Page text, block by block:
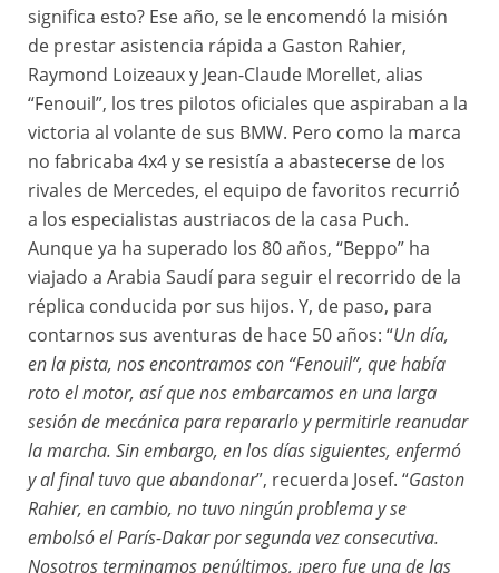
significa esto? Ese año, se le encomendó la misión
de prestar asistencia rápida a Gaston Rahier,
Raymond Loizeaux y Jean-Claude Morellet, alias
“Fenouil”, los tres pilotos oficiales que aspiraban a la
victoria al volante de sus BMW. Pero como la marca
no fabricaba 4x4 y se resistía a abastecerse de los
rivales de Mercedes, el equipo de favoritos recurrió
a los especialistas austriacos de la casa Puch.
Aunque ya ha superado los 80 años, “Beppo” ha
viajado a Arabia Saudí para seguir el recorrido de la
réplica conducida por sus hijos. Y, de paso, para
contarnos sus aventuras de hace 50 años: “Un día,
en la pista, nos encontramos con “Fenouil”, que había
roto el motor, así que nos embarcamos en una larga
sesión de mecánica para repararlo y permitirle reanudar
la marcha. Sin embargo, en los días siguientes, enfermó
y al final tuvo que abandonar”, recuerda Josef. “Gaston
Rahier, en cambio, no tuvo ningún problema y se
embolsó el París-Dakar por segunda vez consecutiva.
Nosotros terminamos penúltimos, ¡pero fue una de las